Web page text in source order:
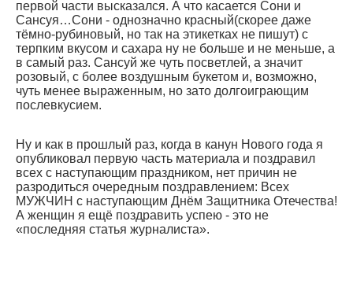
первой части высказался. А что касается Сони и
Сансуя…Сони - однозначно красный(скорее даже
тёмно-рубиновый, но так на этикетках не пишут) с
терпким вкусом и сахара ну не больше и не меньше, а
в самый раз. Сансуй же чуть посветлей, а значит
розовый, с более воздушным букетом и, возможно,
чуть менее выраженным, но зато долгоиграющим
послевкусием.
Ну и как в прошлый раз, когда в канун Нового года я
опубликовал первую часть материала и поздравил
всех с наступающим праздником, нет причин не
разродиться очередным поздравлением: Всех
МУЖЧИН с наступающим Днём Защитника Отечества!
А женщин я ещё поздравить успею - это не
«последняя статья журналиста».